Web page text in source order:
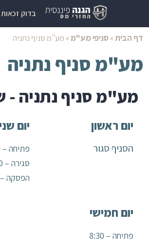
בדוק
דף הבית» סניפי מע"מ » מע"מ סניף נתניה
מע"מ סניף נתניה
מע"מ סניף נתניה -
יום ראשון
הסניף סגור
יום
פתיחה – 8:30
סגירה – 18:00
הפסקה – 13:00-15:00
יום חמישי
פתיחה – 8:30